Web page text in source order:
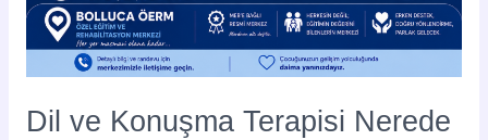
Dil ve Konuşma Terapisi Nerede